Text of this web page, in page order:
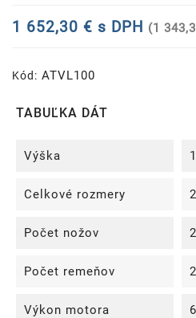
1 652,30 € s DPH (1
Kód: ATVL100
TABUĽKA DÁT
Výška
Celkové rozmery
Počet nožov 2
Počet remeňov 2
Výkon motora